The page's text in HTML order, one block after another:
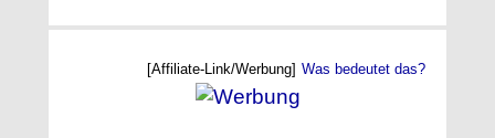
[Affiliate-Link/Werbung] Was bedeutet das?